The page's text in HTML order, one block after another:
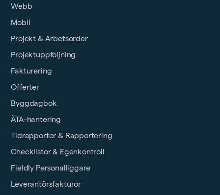
Webb
Mobil
Projekt & Arbetsorder
Projektuppföljning
Fakturering
Offerter
Byggdagbok
ÄTA-hantering
Tidrapporter & Rapportering
Checklistor & Egenkontroll
Fieldly Personalliggare
Leverantörsfakturor